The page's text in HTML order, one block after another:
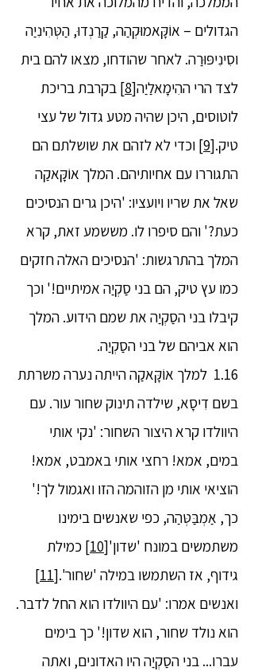
הגדולים – אוֹקָּאמוּקְהַה, קַרַנְדוּ, הַטְּהִינִיַה
וסִינִיפּוּרַה. לאחר שהודחו, מצאו להם בית
לצד הרי ההִימָאלַיַה[8]
בקרבת בריכת
לוטוסים, היכן שהיה מטע גדול של עצי
טיק.[9]
וכדי לא לזהם את שושלתם הם
התגוררו עם אחיותיהם. המלך אוֹקָּאקַה
שאל את שריו ויועציו: 'היכן גרים הנסיכים
כעת?' והם סיפרו לו. מששמע זאת, קרא
המלך בהתרגשות: 'הנסיכים האלה חזקים
כמו עץ טיק, הם בני סַקְיַה אמיתיים!' וכך
קיבלו בני הסַקְיַה את שמם הידוע. המלך
הוא אביהם של בני הסַקְיַה.
1.16 למלך אוֹקָּאקַה הייתה נערה משרתת
בשם דִיסָא, שילדה תינוק שחור עור. עם
היוולדו קרא היצור השחור: 'נקי אותי
במים, אמא! רחצי אותי באמבט, אמא!
הוציאי אותי מן הזוהמה הזו ואגמול לך!'
כך, אַמְבַּטְּהַה, כפי שאנשים בימינו
משתמשים במונח 'שדון'[10]
כמילת
גידוף, אז השתמשו במילה 'שחור'.[11]
ואנשים אמרו: 'עם היוולדו הוא החל לדבר.
הוא נולד שחור, הוא שדון!' כך בימים
עברו... בני הסַקְיַה היו האדונים, ואתה